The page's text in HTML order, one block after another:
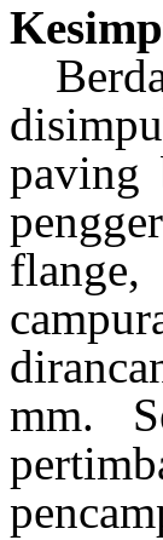
dis
paving
mm.